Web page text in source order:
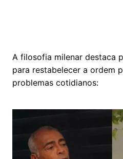
A filosofia milenar destaca
para restabelecer a ordem
problemas cotidianos: